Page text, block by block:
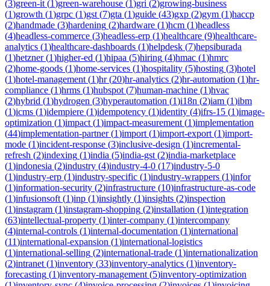
(3)green-it (1)green-warehouse (1)gri (2)growing-business
(1)growth (1)grpc (1)gst (7)gta (1)guide (43)gxp (2)gym (1)haccp
(2)handmade (3)hardening (2)hardware (1)hcm (1)headless
(4)headless-commerce (3)headless-erp (1)healthcare (9)healthcare-
analytics (1)healthcare-dashboards (1)helpdesk (7)hepsiburada
(1)hetzner(1)higher-ed (1)hipaa (5)hiring (4)hmac (1)hmrc
(2)home-goods (1)home-services (1)hospitality (5)hosting (3)hotel
(1)hotel-management (1)hr(20)hr-analytics (2)hr-automation (1)hr-
compliance (1)hrms (1)hubspot (7)human-machine (1)hvac
(2)hybrid (1)hydrogen (3)hyperautomation (1)i18n (2)iam (1)ibm
(1)icms (1)idempiere (1)idempotency (1)identity (4)ifrs-15 (1)image-
optimization (1)impact (1)impact-measurement (1)implementation
(44)implementation-partner(1)import (1)import-export (1)import-
mode (1)incident-response (3)inclusive-design (1)incremental-
refresh (2)indexing (1)india (5)india-gst (2)india-marketplace
(1)indonesia (2)industry (4)industry-4-0 (17)industry-5-0
(1)industry-erp (1)industry-specific (1)industry-wrappers (1)infor
(1)information-security (2)infrastructure (10)infrastructure-as-code
(1)infusionsoft (1)inp (1)insightly (1)insights (2)inspection
(1)instagram (1)instagram-shopping (2)installation (1)integration
(63)intellectual-property (1)inter-company (1)intercompany
(4)internal-controls (1)internal-documentation (1)international
(11)international-expansion (1)international-logistics
(1)international-selling (2)international-trade (1)internationalization
(2)intranet (1)inventory (33)inventory-analytics (1)inventory-
forecasting (1)inventory-management (5)inventory-optimization